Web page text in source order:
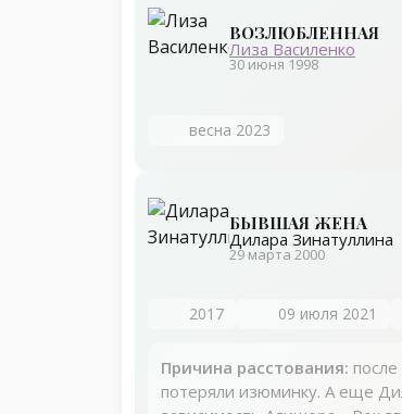
ВОЗЛЮБЛЕННАЯ
Лиза Василенко
30 июня 1998
весна 2023
БЫВШАЯ ЖЕНА
Дилара Зинатуллина
29 марта 2000
2017 09 июля 2021
Причина расстования:
потеряли изюминку. А еще